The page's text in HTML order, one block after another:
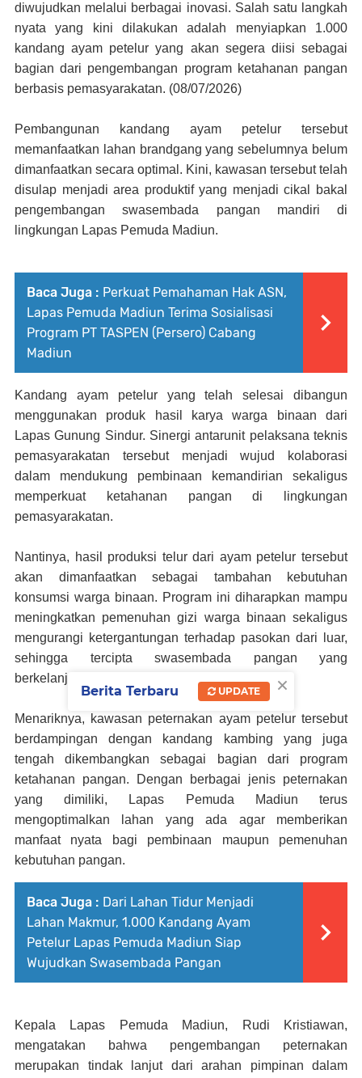
diwujudkan melalui berbagai inovasi. Salah satu langkah
nyata yang kini dilakukan adalah menyiapkan 1.000
kandang ayam petelur yang akan segera diisi sebagai
bagian dari pengembangan program ketahanan pangan
berbasis pemasyarakatan. (08/07/2026)
Pembangunan kandang ayam petelur tersebut
memanfaatkan lahan brandgang yang sebelumnya belum
dimanfaatkan secara optimal. Kini, kawasan tersebut telah
disulap menjadi area produktif yang menjadi cikal bakal
pengembangan swasembada pangan mandiri di
lingkungan Lapas Pemuda Madiun.
Baca Juga : Perkuat Pemahaman Hak ASN,
Lapas Pemuda Madiun Terima Sosialisasi
Program PT TASPEN (Persero) Cabang
Madiun
Kandang ayam petelur yang telah selesai dibangun
menggunakan produk hasil karya warga binaan dari
Lapas Gunung Sindur. Sinergi antarunit pelaksana teknis
pemasyarakatan tersebut menjadi wujud kolaborasi
dalam mendukung pembinaan kemandirian sekaligus
memperkuat ketahanan pangan di lingkungan
pemasyarakatan.
Nantinya, hasil produksi telur dari ayam petelur tersebut
akan dimanfaatkan sebagai tambahan kebutuhan
konsumsi warga binaan. Program ini diharapkan mampu
meningkatkan pemenuhan gizi warga binaan sekaligus
mengurangi ketergantungan terhadap pasokan dari luar,
sehingga tercipta swasembada pangan yang
berkelanjutan di dalam lapas.
Menariknya, kawasan peternakan ayam petelur tersebut
berdampingan dengan kandang kambing yang juga
tengah dikembangkan sebagai bagian dari program
ketahanan pangan. Dengan berbagai jenis peternakan
yang dimiliki, Lapas Pemuda Madiun terus
mengoptimalkan lahan yang ada agar memberikan
manfaat nyata bagi pembinaan maupun pemenuhan
kebutuhan pangan.
Baca Juga : Dari Lahan Tidur Menjadi
Lahan Makmur, 1.000 Kandang Ayam
Petelur Lapas Pemuda Madiun Siap
Wujudkan Swasembada Pangan
Kepala Lapas Pemuda Madiun, Rudi Kristiawan,
mengatakan bahwa pengembangan peternakan
merupakan tindak lanjut dari arahan pimpinan dalam
×
Berita Terbaru UPDATE